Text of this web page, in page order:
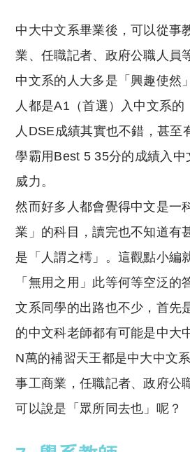
中大中文系畢業後，可以從事
業、任職記者、政府公職人員
中文系的人大多是「興趣使然
人都是A1（首選）入中文系的
人DSE成績其實也不錯，甚至
學霸用Best 5 35分的成績入中
威力。
然而好多人都會覺得中文是一
業」的科目，讀完也不知道有
是「人謂之樗」。這觀點小編
「無用之用」此等何等空泛的
文系同學的出路也不少，首先
的中文科老師都有可能是中大
N萬的補習天王都是中大中文
事工商業，任職記者、政府公
可以說是「眾所同去也」呢？